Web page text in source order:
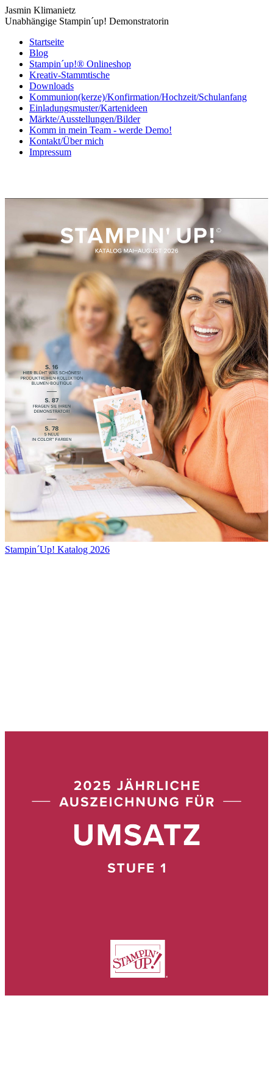
Jasmin Klimanietz
Unabhängige Stampin´up! Demonstratorin
Startseite
Blog
Stampin´up!® Onlineshop
Kreativ-Stammtische
Downloads
Kommunion(kerze)/Konfirmation/Hochzeit/Schulanfang
Einladungsmuster/Kartenideen
Märkte/Ausstellungen/Bilder
Komm in mein Team - werde Demo!
Kontakt/Über mich
Impressum
Stampin´Up! Katalog 2026